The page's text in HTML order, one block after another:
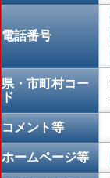
電話番号
県・市町村コー
ド
コメント等
ホームページ等